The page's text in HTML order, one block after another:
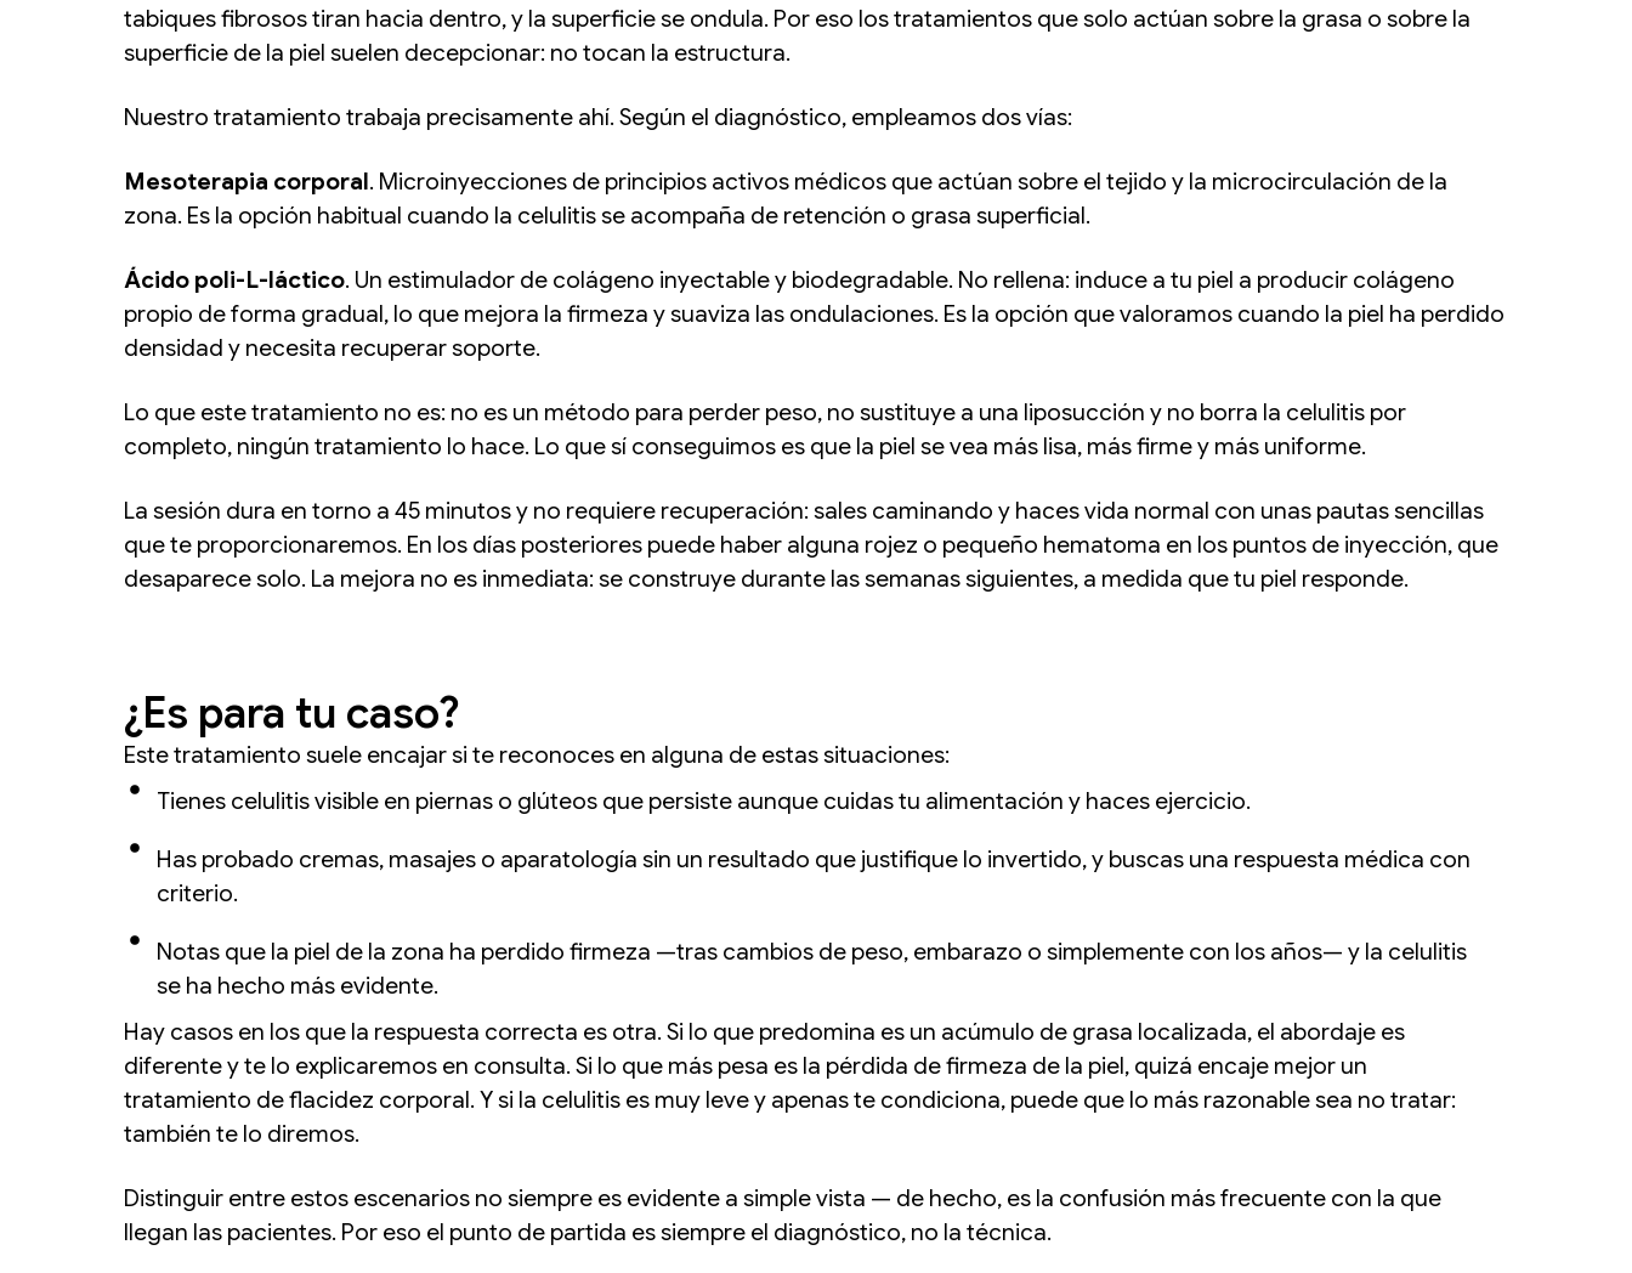
tabiques fibrosos tiran hacia dentro, y la superficie se ondula. Por eso los tratamientos que solo actúan sobre la grasa o sobre la
superficie de la piel suelen decepcionar: no tocan la estructura.
Nuestro tratamiento trabaja precisamente ahí. Según el diagnóstico, empleamos dos vías:
Mesoterapia corporal. Microinyecciones de principios activos médicos que actúan sobre el tejido y la microcirculación de la
zona. Es la opción habitual cuando la celulitis se acompaña de retención o grasa superficial.
Ácido poli-L-láctico. Un estimulador de colágeno inyectable y biodegradable. No rellena: induce a tu piel a producir colágeno
propio de forma gradual, lo que mejora la firmeza y suaviza las ondulaciones. Es la opción que valoramos cuando la piel ha perdido
densidad y necesita recuperar soporte.
Lo que este tratamiento no es: no es un método para perder peso, no sustituye a una liposucción y no borra la celulitis por
completo, ningún tratamiento lo hace. Lo que sí conseguimos es que la piel se vea más lisa, más firme y más uniforme.
La sesión dura en torno a 45 minutos y no requiere recuperación: sales caminando y haces vida normal con unas pautas sencillas
que te proporcionaremos. En los días posteriores puede haber alguna rojez o pequeño hematoma en los puntos de inyección, que
desaparece solo. La mejora no es inmediata: se construye durante las semanas siguientes, a medida que tu piel responde.
¿Es para tu caso?
Este tratamiento suele encajar si te reconoces en alguna de estas situaciones:
Tienes celulitis visible en piernas o glúteos que persiste aunque cuidas tu alimentación y haces ejercicio.
Has probado cremas, masajes o aparatología sin un resultado que justifique lo invertido, y buscas una respuesta médica con
criterio.
Notas que la piel de la zona ha perdido firmeza —tras cambios de peso, embarazo o simplemente con los años— y la celulitis
se ha hecho más evidente.
Hay casos en los que la respuesta correcta es otra. Si lo que predomina es un acúmulo de grasa localizada, el abordaje es
diferente y te lo explicaremos en consulta. Si lo que más pesa es la pérdida de firmeza de la piel, quizá encaje mejor un
tratamiento de flacidez corporal. Y si la celulitis es muy leve y apenas te condiciona, puede que lo más razonable sea no tratar:
también te lo diremos.
Distinguir entre estos escenarios no siempre es evidente a simple vista — de hecho, es la confusión más frecuente con la que
llegan las pacientes. Por eso el punto de partida es siempre el diagnóstico, no la técnica.